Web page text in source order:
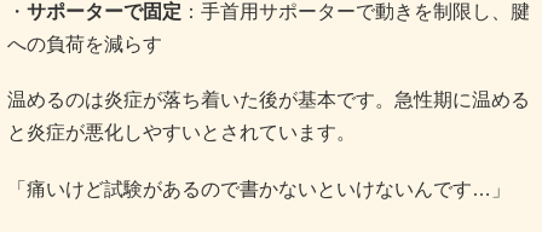
・ サポーターで固定 ：手首用サポーターで動きを制限し、腱
への負荷を減らす
温めるのは炎症が落ち着いた後が基本です。急性期に温める
と炎症が悪化しやすいとされています。
「痛いけど試験があるので書かないといけないんです…」